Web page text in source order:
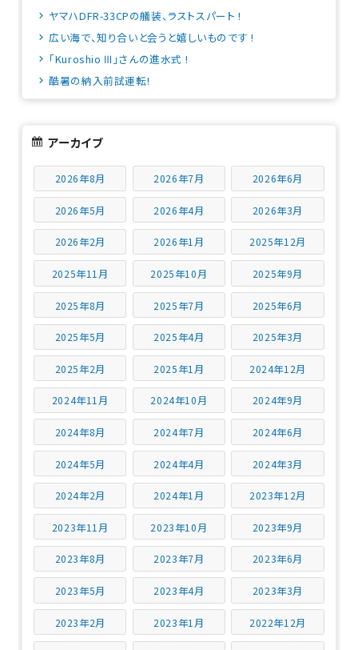
ヤマハDFR-33CPの艤装、ラストスパート !
広い海で、知り合いと会うと嬉しいものです !
「Kuroshio Ⅲ」さんの進水式 !
酷暑の納入前試運転!
アーカイブ
2026年8月 2026年7月 2026年6月
2026年5月 2026年4月 2026年3月
2026年2月 2026年1月 2025年12月
2025年11月 2025年10月 2025年9月
2025年8月 2025年7月 2025年6月
2025年5月 2025年4月 2025年3月
2025年2月 2025年1月 2024年12月
2024年11月 2024年10月 2024年9月
2024年8月 2024年7月 2024年6月
2024年5月 2024年4月 2024年3月
2024年2月 2024年1月 2023年12月
2023年11月 2023年10月 2023年9月
2023年8月 2023年7月 2023年6月
2023年5月 2023年4月 2023年3月
2023年2月 2023年1月 2022年12月